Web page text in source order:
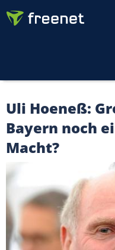
Uli Hoeneß:
Bayern noch
Macht?